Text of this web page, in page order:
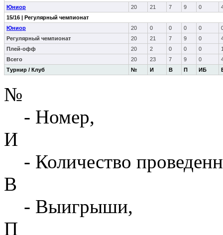
Турнир / Клуб № И В П ИБ
Юниор
20 21 7 9 0
15/16 | Регулярный чемпионат
Юниор
20 0 0 0 0
Регулярный чемпионат
20 21 7 9 0
Плей-офф
20 2 0 0 0
Всего
20 23 7 9 0
№
- Номер,
И
- Количество
В
- Выигрыши,
П